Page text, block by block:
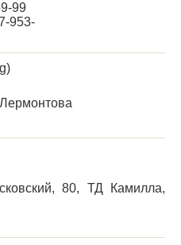
99
953-
80, ТД Камилла,